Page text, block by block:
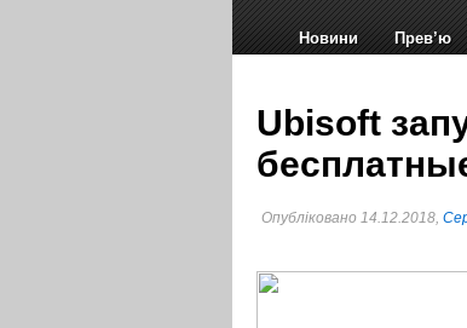
Новини Прев’ю
Ubisoft
Опубліковано 14.12.2018,